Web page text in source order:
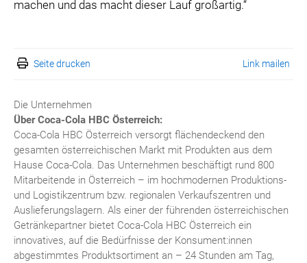
machen und das macht dieser Lauf großartig.“
Seite drucken Link mailen
Die Unternehmen
Über Coca-Cola HBC Österreich:
Coca-Cola HBC Österreich versorgt flächendeckend den
gesamten österreichischen Markt mit Produkten aus dem
Hause Coca-Cola. Das Unternehmen beschäftigt rund 800
Mitarbeitende in Österreich – im hochmodernen Produktions-
und Logistikzentrum bzw. regionalen Verkaufszentren und
Auslieferungslagern. Als einer der führenden österreichischen
Getränkepartner bietet Coca-Cola HBC Österreich ein
innovatives, auf die Bedürfnisse der Konsument:innen
abgestimmtes Produktsortiment an – 24 Stunden am Tag,